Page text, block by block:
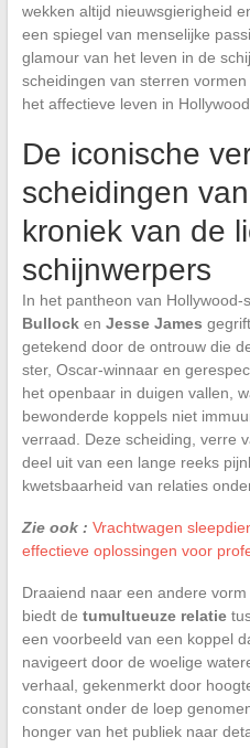
wekken altijd nieuwsgierigheid
een spiegel van menselijke
glamour van het leven in de
scheidingen van sterren
het affectieve leven in Hollywood.
De iconische
scheidingen
kroniek van de
schijnwerpers
In het pantheon van Hollywood-
Bullocken Jesse James
getekend door de ontrouw die
ster, Oscar-winnaar en
het openbaar in duigen vallen,
bewonderde koppels niet
verraad. Deze scheiding, verre
deel uit van een lange reeks
kwetsbaarheid van relaties
Zie ook : Vrachtwagen
effectieve oplossingen voor
Draaiend naar een andere
biedt de tumultueuze relatie
een voorbeeld van een koppel
navigeert door de woelige
verhaal, gekenmerkt door
constant onder de loep
honger van het publiek naar